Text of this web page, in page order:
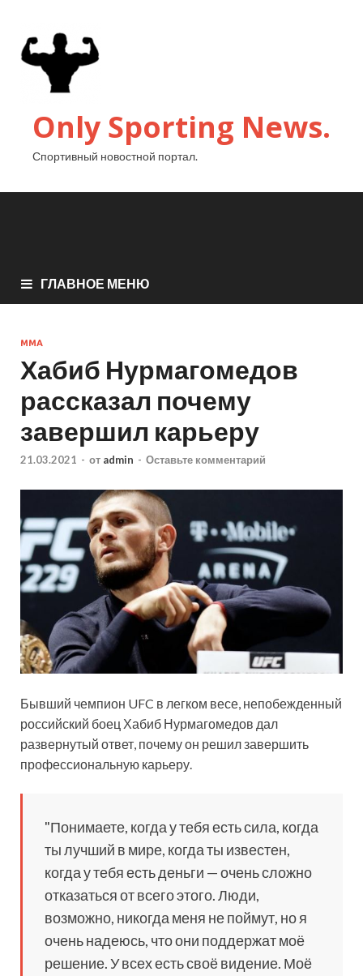
Only Sporting News.
Спортивный новостной портал.
ГЛАВНОЕ МЕНЮ
MMA
Хабиб Нурмагомедов
рассказал почему
завершил карьеру
21.03.2021 - от admin - Оставьте комментарий
Бывший чемпион UFC в легком весе, непобежденный
российский боец Хабиб Нурмагомедов дал
развернутый ответ, почему он решил завершить
профессиональную карьеру.
"Понимаете, когда у тебя есть сила, когда
ты лучший в мире, когда ты известен,
когда у тебя есть деньги —очень сложно
отказаться от всего этого. Люди,
возможно, никогда меня не поймут, но я
очень надеюсь, что они поддержат моё
решение. У всех есть своё видение. Моё